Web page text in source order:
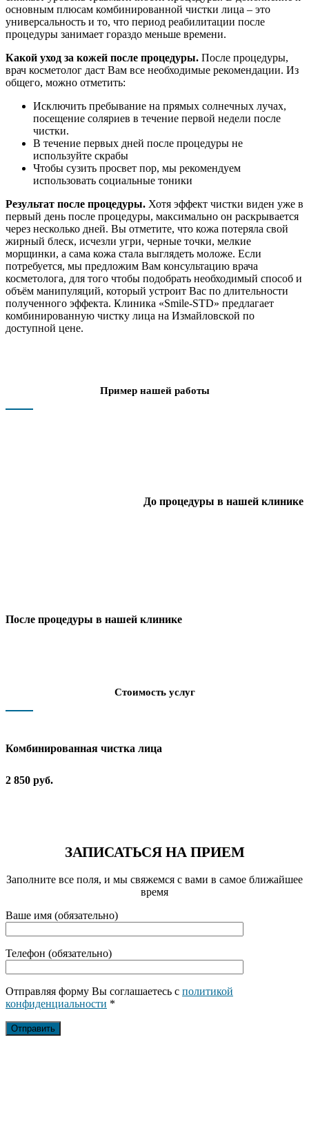
основным плюсам комбинированной чистки лица – это
универсальность и то, что период реабилитации после
процедуры занимает гораздо меньше времени.
Какой уход за кожей после процедуры. После процедуры,
врач косметолог даст Вам все необходимые рекомендации. Из
общего, можно отметить:
Исключить пребывание на прямых солнечных лучах,
посещение соляриев в течение первой недели после
чистки.
В течение первых дней после процедуры не
используйте скрабы
Чтобы сузить просвет пор, мы рекомендуем
использовать социальные тоники
Результат после процедуры. Хотя эффект чистки виден уже в
первый день после процедуры, максимально он раскрывается
через несколько дней. Вы отметите, что кожа потеряла свой
жирный блеск, исчезли угри, черные точки, мелкие
морщинки, а сама кожа стала выглядеть моложе. Если
потребуется, мы предложим Вам консультацию врача
косметолога, для того чтобы подобрать необходимый способ и
объём манипуляций, который устроит Вас по длительности
полученного эффекта. Клиника «Smile-STD» предлагает
комбинированную чистку лица на Измайловской по
доступной цене.
Пример нашей работы
До процедуры в нашей клинике
После процедуры в нашей клинике
Стоимость услуг
Комбинированная чистка лица
2 850 руб.
ЗАПИСАТЬСЯ НА ПРИЕМ
Заполните все поля, и мы свяжемся с вами в самое ближайшее
время
Ваше имя (обязательно)
Телефон (обязательно)
Отправляя форму Вы соглашаетесь с политикой
конфиденциальности *